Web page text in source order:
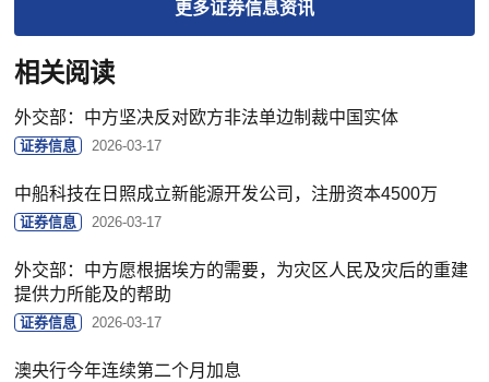
更多证券信息资讯
相关阅读
外交部：中方坚决反对欧方非法单边制裁中国实体
证券信息 2026-03-17
中船科技在日照成立新能源开发公司，注册资本4500万
证券信息 2026-03-17
外交部：中方愿根据埃方的需要，为灾区人民及灾后的重建
提供力所能及的帮助
证券信息 2026-03-17
澳央行今年连续第二个月加息